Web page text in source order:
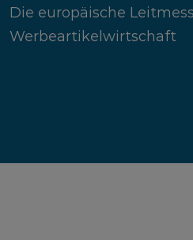
Die europäische
Werbeartikelwirtschaft